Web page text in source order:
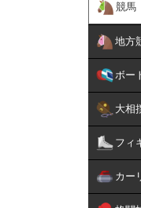
競馬
地方
ボー
大相
フィ
カー